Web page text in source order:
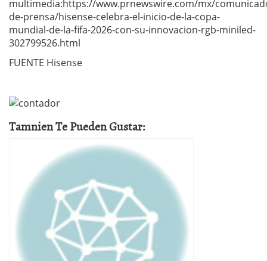
multimedia:https://www.prnewswire.com/mx/
de-prensa/hisense-celebra-el-inicio-de-la-copa-
mundial-de-la-fifa-2026-con-su-innovacion-rgb-miniled-
302799526.html
FUENTE Hisense
Tamnien Te Pueden Gustar: